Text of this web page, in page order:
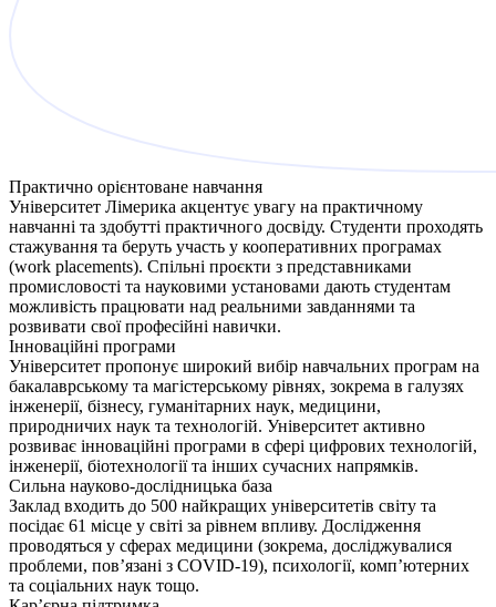
Практично орієнтоване навчання
Університет Лімерика акцентує увагу на практичному
навчанні та здобутті практичного досвіду. Студенти проходять
стажування та беруть участь у кооперативних програмах
(work placements). Спільні проєкти з представниками
промисловості та науковими установами дають студентам
можливість працювати над реальними завданнями та
розвивати свої професійні навички.
Інноваційні програми
Університет пропонує широкий вибір навчальних програм на
бакалаврському та магістерському рівнях, зокрема в галузях
інженерії, бізнесу, гуманітарних наук, медицини,
природничих наук та технологій. Університет активно
розвиває інноваційні програми в сфері цифрових технологій,
інженерії, біотехнології та інших сучасних напрямків.
Сильна науково-дослідницька база
Заклад входить до 500 найкращих університетів світу та
посідає 61 місце у світі за рівнем впливу. Дослідження
проводяться у сферах медицини (зокрема, досліджувалися
проблеми, пов’язані з COVID-19), психології, комп’ютерних
та соціальних наук тощо.